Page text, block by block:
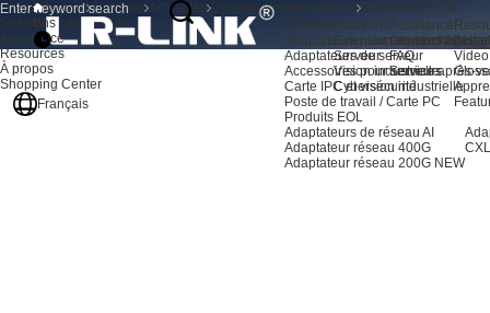
Produits
Adaptateurs pour serveurs AI
Adaptateurs de serveur
Accessoires pour serveurs
Carte IPC et vision industrielle
Poste de travail / Carte PC
Produits EOL
Adaptateurs de réseau AI
Adaptateur réseau 400G
Adaptateur réseau 200G NEW
Solutions
Extension du stockage
Serveur
Vision industrielle
Cybersécurité
Assistance
Centre
FAQ
Service après-
Video
Produits
Solutions
Assistance
Resources
À propos
Shopping Center
Français
Accueil À propos Actualités Dynamique des produits
Bifurcation PCIe
Bifurcation PCIe